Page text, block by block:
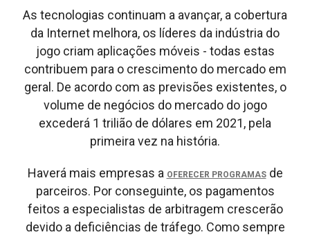
As tecnologias continuam a avançar, a cobertura
da Internet melhora, os líderes da indústria do
jogo criam aplicações móveis - todas estas
contribuem para o crescimento do mercado em
geral. De acordo com as previsões existentes, o
volume de negócios do mercado do jogo
excederá 1 trilião de dólares em 2021, pela
primeira vez na história.
Haverá mais empresas a OFERECER PROGRAMASde
parceiros. Por conseguinte, os pagamentos
feitos a especialistas de arbitragem crescerão
devido a deficiências de tráfego. Como sempre